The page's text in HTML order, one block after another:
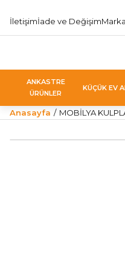
İletişimİade ve Değişim
ANKASTRE
ÜRÜNLER
KÜÇÜK EV
Anasayfa MOBİLYA